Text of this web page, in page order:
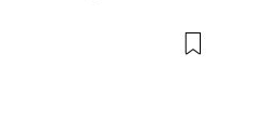
Whether yo